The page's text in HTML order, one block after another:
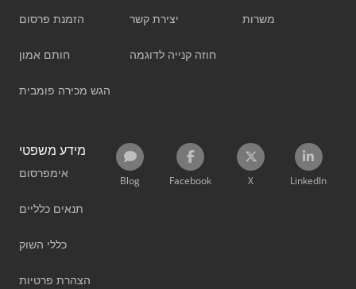
הזמנת פרסום
חותם אמון
הגש מכירה פומבית
יצירת קשר
חוזה קנייה לדוגמה
משרות
מידע משפטי
אימפרסום
תנאים כלליים
כללי השוק
הצהרת פרטיות
Blog Facebook X LinkedIn